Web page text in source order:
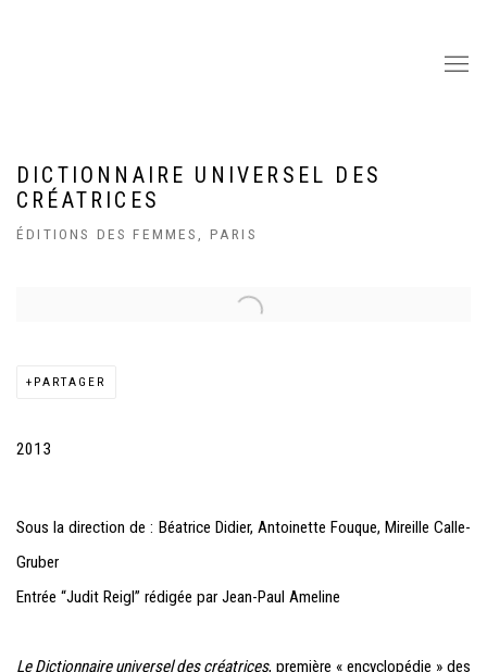
DICTIONNAIRE UNIVERSEL DES
CRÉATRICES
ÉDITIONS DES FEMMES, PARIS
Open a larger version of the following image in a popup:
PARTAGER
2013
Sous la direction de : Béatrice Didier, Antoinette Fouque, Mireille Calle-
Gruber
Entrée “Judit Reigl” rédigée par Jean-Paul Ameline
Le Dictionnaire universel des créatrices, première « encyclopédie » des